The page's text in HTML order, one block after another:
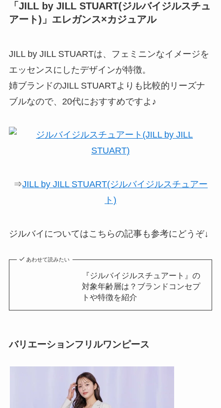
「JILL by JILL STUART(ジルバイジルスチュ
アート)」エレガンス×カジュアル
JILL by JILL STUARTは、フェミニンなイメージを
エッセンスにしたデザインが特徴。
姉ブランドのJILL STUARTよりも比較的リーズナ
ブルなので、20代におすすめですよ♪
⇒JILL by JILL STUART(ジルバイジルスチュアー
ト)
ジルバイについてはこちらの記事も参考にどうぞ↓
あわせて読みたい
『ジルバイジルスチュアート』の
対象年齢層は？ブランドコンセプ
トや特徴を紹介
バリエーションフリルワンピース